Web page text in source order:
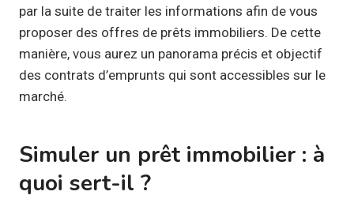
par la suite de traiter les informations afin de vous
proposer des offres de prêts immobiliers. De cette
manière, vous aurez un panorama précis et objectif
des contrats d’emprunts qui sont accessibles sur le
marché.
Simuler un prêt immobilier : à
quoi sert-il ?